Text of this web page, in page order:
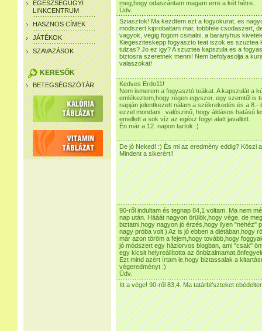
EGÉSZSÉGÜGYI
LINKCENTRUM
HASZNOS CÍMEK
JÁTÉKOK
SZAVAZÁSOK
KERESŐK
BETEGSÉGSZÓTÁR
meg,hogy odaszántam magam erre a két hétre.
Üdv.
Sziasztok! Ma kezdtem ezt a fogyokurat, es
modszert kiprobaltam mar, tobbfele csodaszert,
vagyok, vegig fogom csinalni, a baranyhus
Kiegesziteskepp fogyaszto teat iszok es szuztea
tulzas? Jo ez igy? A szuztea kapszula es a
biztosra szeretnek menni! Nem befolyasolja a
valaszokat!
Kedves Erdo11!
Nem ismerem a fogyasztó teákat. A kapszulát a
emlékeztem,hogy régen egyszer, egy szemtől is
napján jelentkezett nálam a székrekedés és a
ezzel mondani : valószinű, hogy áldásos hatású
emellett a sok víz az egész fogyi alatt javallott.
Én már a 12. napon tartok :)
De jò Neked! :) Ès mi az eredmèny eddig? Köszi
Mindent a sikerèrt!!
90-ről indultam és tegnap 84,1 voltam. Ma nem
nap után. Hááát nagyon örülök,hogy vége, de
biztatni,hogy nagyon jó érzés,hogy ilyen "nehéz"
nagy próba volt.) Az is jó ebben a diétában,hogy
már azon töröm a fejem,hogy tovább,hogy
jó módszert egy háziorvos blogban, ami "csak"
egy kicsit helyreállította az
Ezt mind azért írtam le,hogy biztassalak a
végeredményt :)
Üdv.
Itt a vége! 90-ről 83,4. Ma tatárbifszteket